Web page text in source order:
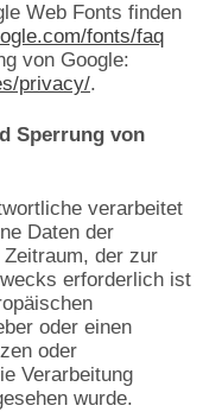
Web Fonts finden
fonts/faq
von Google:
privacy/.
Sperrung von
verarbeitet
Daten der
der zur
erforderlich ist
oder einen
oder
Verarbeitung
wurde.